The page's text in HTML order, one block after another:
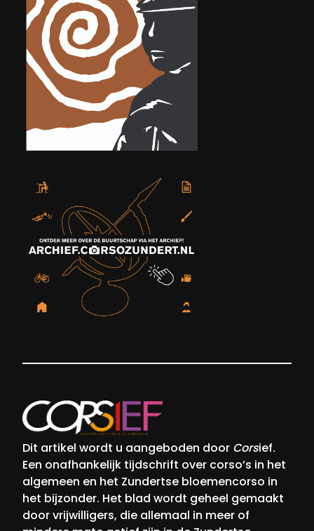
Dit artikel wordt u aangeboden door Corsief.
Een onafhankelijk tijdschrift over corso’s in het
algemeen en het Zundertse bloemencorso in
het bijzonder. Het blad wordt geheel gemaakt
door vrijwilligers, die allemaal in meer of